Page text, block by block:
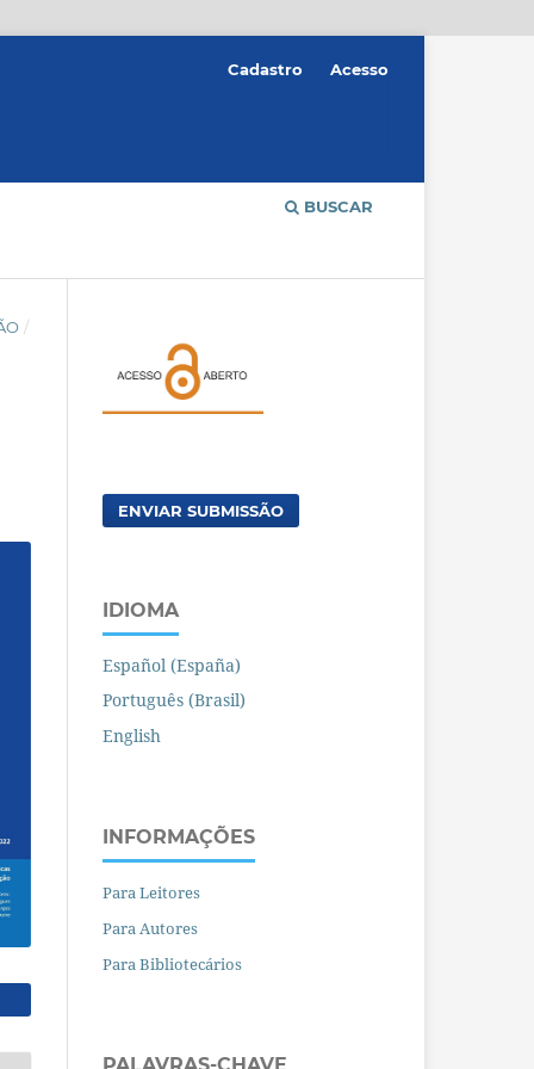
BUSCAR
Cadastro Acesso
/
ENVIAR SUBMISSÃO
IDIOMA
Español (España)
Português (Brasil)
English
INFORMAÇÕES
Para Leitores
Para Autores
Para Bibliotecários